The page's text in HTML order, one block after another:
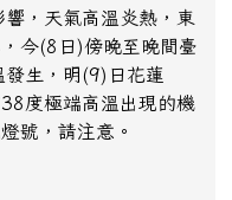
，天氣高溫炎熱，東
今(8日)傍晚至晚間臺
發生，明(9)日花蓮
度極端高溫出現的機
號，請注意。